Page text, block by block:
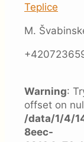
Teplice
M.
Warning:
offset on
/data/1/4/
8eec-